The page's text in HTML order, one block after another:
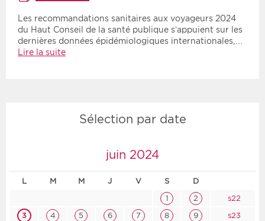
Les recommandations sanitaires aux voyageurs 2024
du Haut Conseil de la santé publique s’appuient sur les
dernières données épidémiologiques internationales,…
Lire la suite
Sélection par date
juin 2024
L M M J V S D
1 2
s22
3
4 5 6 7 8 9
s23